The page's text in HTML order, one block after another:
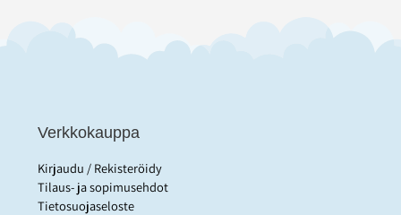
Verkkokauppa
Kirjaudu / Rekisteröidy
Tilaus- ja sopimusehdot
Tietosuojaseloste